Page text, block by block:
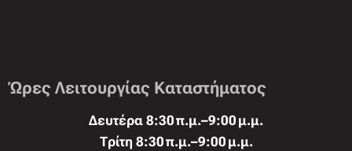
Ώρες Λειτουργίας Καταστήματος
Δευτέρα 8:30 π.μ.–9:00 μ.μ.
Τρίτη 8:30 π.μ.–9:00 μ.μ.